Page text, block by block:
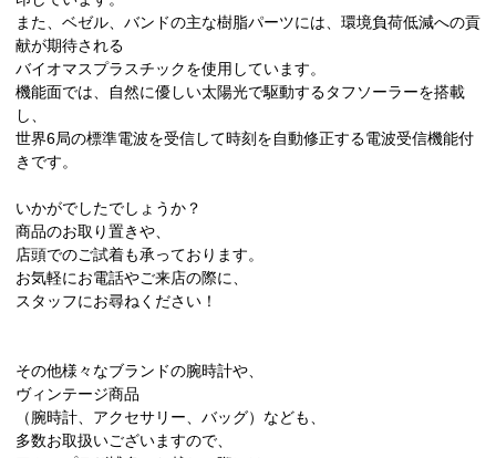
また、ベゼル、バンドの主な樹脂パーツには、環境負荷低減への貢
献が期待される
バイオマスプラスチックを使用しています。
機能面では、自然に優しい太陽光で駆動するタフソーラーを搭載
し、
世界6局の標準電波を受信して時刻を自動修正する電波受信機能付
きです。
いかがでしたでしょうか？
商品のお取り置きや、
店頭でのご試着も承っております。
お気軽にお電話やご来店の際に、
スタッフにお尋ねください！
その他様々なブランドの腕時計や、
ヴィンテージ商品
（腕時計、アクセサリー、バッグ）なども、
多数お取扱いございますので、